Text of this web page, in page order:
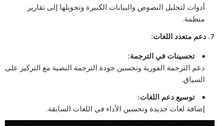
أدوات لتحليل النصوص والبيانات الكبيرة وتحويلها إلى تقارير
منظمة.
7. دعم متعدد اللغات:
تحسينات في الترجمة:
دعم الترجمة الفورية وتحسين جودة الترجمة النصية مع التركيز على
السياق.
توسيع دعم اللغات:
إضافة لغات جديدة وتحسين الأداء في اللغات السابقة.